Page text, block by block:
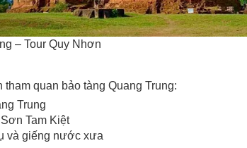
– Tour Quy Nhơn
tham quan bảo tàng Quang Trung:
Trung
Tam Kiệt
và giếng nước xưa